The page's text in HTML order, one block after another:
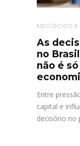
NEGÓCIOS
As
no
não é
Entre
capital e
decisório no